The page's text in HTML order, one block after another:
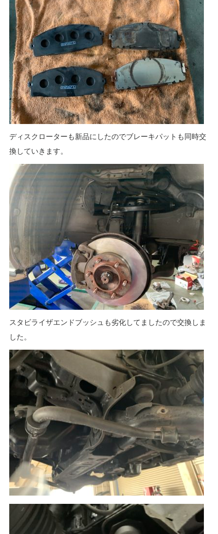
ディスクローターも新品にしたのでブレーキパットも同時交
換していきます。
スタビライザエンドブッシュも劣化してましたので交換しま
した。